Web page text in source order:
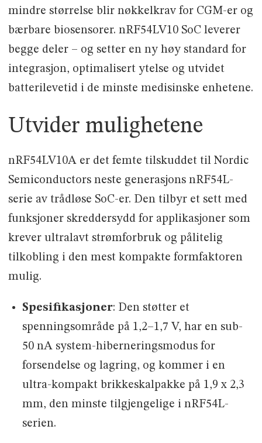
mindre størrelse blir nøkkelkrav for CGM-er og
bærbare biosensorer. nRF54LV10 SoC leverer
begge deler – og setter en ny høy standard for
integrasjon, optimalisert ytelse og utvidet
batterilevetid i de minste medisinske enhetene.
Utvider mulighetene
nRF54LV10A er det femte tilskuddet til Nordic
Semiconductors neste generasjons nRF54L-
serie av trådløse SoC-er. Den tilbyr et sett med
funksjoner skreddersydd for applikasjoner som
krever ultralavt strømforbruk og pålitelig
tilkobling i den mest kompakte formfaktoren
mulig.
Spesifikasjoner: Den støtter et
spenningsområde på 1,2–1,7 V, har en sub-
50 nA system-hiberneringsmodus for
forsendelse og lagring, og kommer i en
ultra-kompakt brikkeskalpakke på 1,9 x 2,3
mm, den minste tilgjengelige i nRF54L-
serien.